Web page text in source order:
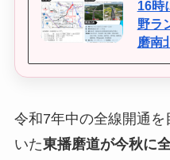
16時
野ラ
磨南
令和7年中の全線開通
いた東播磨道が今秋に